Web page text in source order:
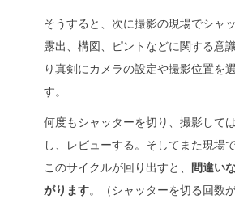
そうすると、次に撮影の現場でシャ
露出、構図、ピントなどに関する意
り真剣にカメラの設定や撮影位置を
す。
何度もシャッターを切り、撮影して
し、レビューする。そしてまた現場
このサイクルが回り出すと、
間違い
がります。（シャッターを切る回数